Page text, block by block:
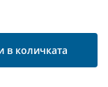
в количката